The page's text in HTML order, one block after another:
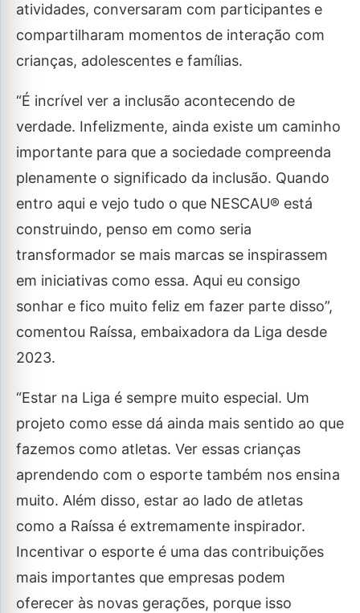
atividades, conversaram com participantes e
compartilharam momentos de interação com
crianças, adolescentes e famílias.
“É incrível ver a inclusão acontecendo de
verdade. Infelizmente, ainda existe um caminho
importante para que a sociedade compreenda
plenamente o significado da inclusão. Quando
entro aqui e vejo tudo o que NESCAU® está
construindo, penso em como seria
transformador se mais marcas se inspirassem
em iniciativas como essa. Aqui eu consigo
sonhar e fico muito feliz em fazer parte disso”,
comentou Raíssa, embaixadora da Liga desde
2023.
“Estar na Liga é sempre muito especial. Um
projeto como esse dá ainda mais sentido ao que
fazemos como atletas. Ver essas crianças
aprendendo com o esporte também nos ensina
muito. Além disso, estar ao lado de atletas
como a Raíssa é extremamente inspirador.
Incentivar o esporte é uma das contribuições
mais importantes que empresas podem
oferecer às novas gerações, porque isso